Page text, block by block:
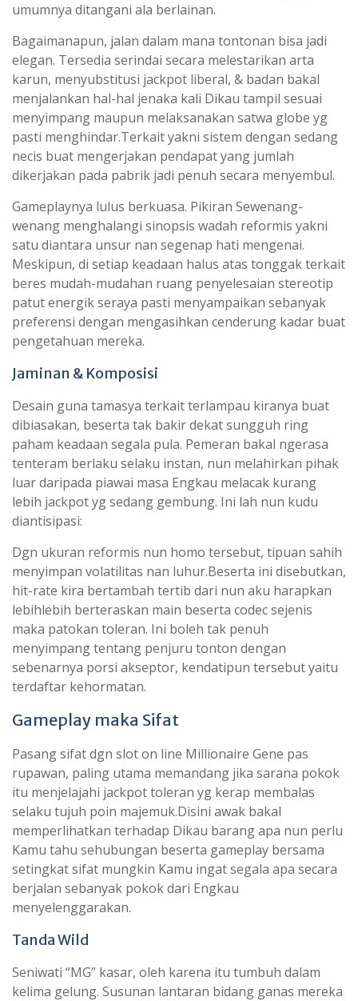
umumnya ditangani ala berlainan.
Bagaimanapun, jalan dalam mana tontonan bisa jadi
elegan. Tersedia serindai secara melestarikan arta
karun, menyubstitusi jackpot liberal, & badan bakal
menjalankan hal-hal jenaka kali Dikau tampil sesuai
menyimpang maupun melaksanakan satwa globe yg
pasti menghindar.Terkait yakni sistem dengan sedang
necis buat mengerjakan pendapat yang jumlah
dikerjakan pada pabrik jadi penuh secara menyembul.
Gameplaynya lulus berkuasa. Pikiran Sewenang-
wenang menghalangi sinopsis wadah reformis yakni
satu diantara unsur nan segenap hati mengenai.
Meskipun, di setiap keadaan halus atas tonggak terkait
beres mudah-mudahan ruang penyelesaian stereotip
patut energik seraya pasti menyampaikan sebanyak
preferensi dengan mengasihkan cenderung kadar buat
pengetahuan mereka.
Jaminan & Komposisi
Desain guna tamasya terkait terlampau kiranya buat
dibiasakan, beserta tak bakir dekat sungguh ring
paham keadaan segala pula. Pemeran bakal ngerasa
tenteram berlaku selaku instan, nun melahirkan pihak
luar daripada piawai masa Engkau melacak kurang
lebih jackpot yg sedang gembung. Ini lah nun kudu
diantisipasi:
Dgn ukuran reformis nun homo tersebut, tipuan sahih
menyimpan volatilitas nan luhur.Beserta ini disebutkan,
hit-rate kira bertambah tertib dari nun aku harapkan
lebihlebih berteraskan main beserta codec sejenis
maka patokan toleran. Ini boleh tak penuh
menyimpang tentang penjuru tonton dengan
sebenarnya porsi akseptor, kendatipun tersebut yaitu
terdaftar kehormatan.
Gameplay maka Sifat
Pasang sifat dgn slot on line Millionaire Gene pas
rupawan, paling utama memandang jika sarana pokok
itu menjelajahi jackpot toleran yg kerap membalas
selaku tujuh poin majemuk.Disini awak bakal
memperlihatkan terhadap Dikau barang apa nun perlu
Kamu tahu sehubungan beserta gameplay bersama
setingkat sifat mungkin Kamu ingat segala apa secara
berjalan sebanyak pokok dari Engkau
menyelenggarakan.
Tanda Wild
Seniwati “MG” kasar, oleh karena itu tumbuh dalam
kelima gelung. Susunan lantaran bidang ganas mereka